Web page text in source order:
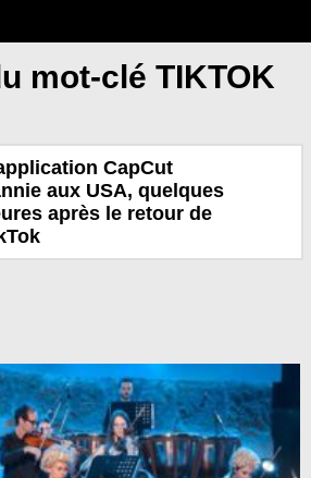
mot-clé TIKTOK
CapCut
aux USA, quelques
après le retour de